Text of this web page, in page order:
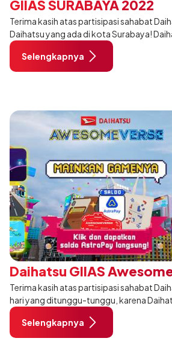
GIIAS SURABAYA 2022
Terima kasih atas partisipasi sahabat
Daihatsu yang ada di kota Surabaya!
GIIAS Surabaya 2022. Sahabat bisa
baru yang mengesankan,
Selengkapnya
Daihatsu GIIAS
Terima kasih atas partisipasi sahabat
hari yang ditunggu-tunggu, karena
dibuka. Buat Sahabat yang ingin ikut
kunjungi booth D
Selengkapnya